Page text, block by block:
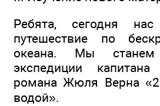
Ребята, сегодня
путешествие по
океана. Мы станем
экспедиции
романа Жюля Верна
водой».